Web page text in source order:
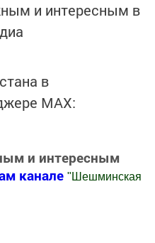
и интересным в
в
MАХ:
и интересным
канале " Шешминская